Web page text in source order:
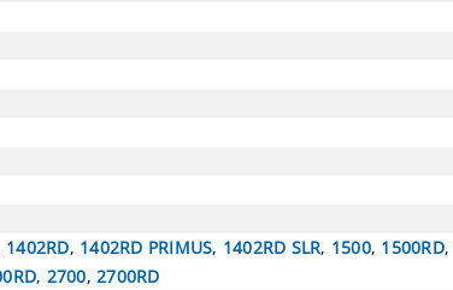
1402RD, 1402RD PRIMUS, 1402RD SLR, 1500, 1500RD,
, 2700, 2700RD